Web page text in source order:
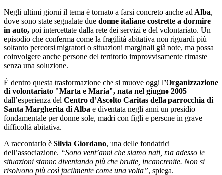
Negli ultimi giorni il tema è tornato a farsi concreto anche ad Alba,
dove sono state segnalate due donne italiane costrette a dormire
in auto, poi intercettate dalla rete dei servizi e del volontariato. Un
episodio che conferma come la fragilità abitativa non riguardi più
soltanto percorsi migratori o situazioni marginali già note, ma possa
coinvolgere anche persone del territorio improvvisamente rimaste
senza una soluzione.
È dentro questa trasformazione che si muove oggi l’Organizzazione
di volontariato "Marta e Maria", nata nel giugno 2005
dall’esperienza del Centro d’Ascolto Caritas della parrocchia di
Santa Margherita di Alba e diventata negli anni un presidio
fondamentale per donne sole, madri con figli e persone in grave
difficoltà abitativa.
A raccontarlo è Silvia Giordano, una delle fondatrici
dell’associazione. “Sono vent’anni che siamo nati, ma adesso le
situazioni stanno diventando più che brutte, incancrenite. Non si
risolvono più così facilmente come una volta”, spiega.